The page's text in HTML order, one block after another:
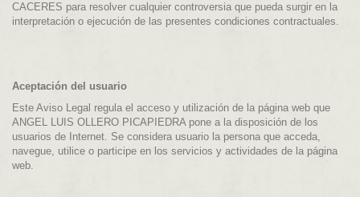
CACERES para resolver cualquier controversia que pueda surgir en la
interpretación o ejecución de las presentes condiciones contractuales.
Aceptación del usuario
Este Aviso Legal regula el acceso y utilización de la página web que
ANGEL LUIS OLLERO PICAPIEDRA pone a la disposición de los
usuarios de Internet. Se considera usuario la persona que acceda,
navegue, utilice o participe en los servicios y actividades de la página
web.